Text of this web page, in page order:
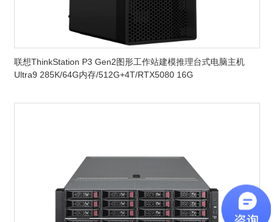
联想ThinkStation P3 Gen2图形工作站建模推理台式电脑主机
Ultra9 285K/64G内存/512G+4T/RTX5080 16G